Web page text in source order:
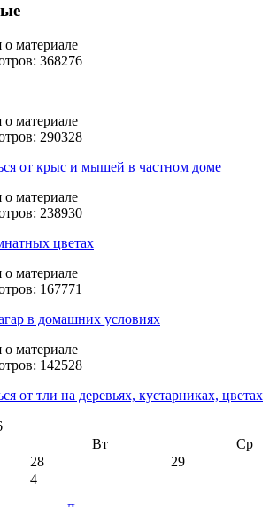
материале
368276
материале
290328
от крыс и мышей в частном доме
материале
238930
цветах
материале
167771
в домашних условиях
материале
142528
от тли на деревьях, кустарниках, цветах
Вт
Ср
28 29
4